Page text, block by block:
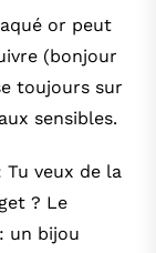
or peut
(bonjour
toujours sur
sensibles.
veux de la
? Le
un bijou